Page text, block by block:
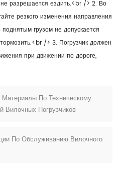
разрешается ездить.<br /> 2. Во
резкого изменения направления
грузом не допускается
/> 3. Погрузчик должен
при движении по дороге,
По Техническому
Погрузчиков
По Обслуживанию Вилочного